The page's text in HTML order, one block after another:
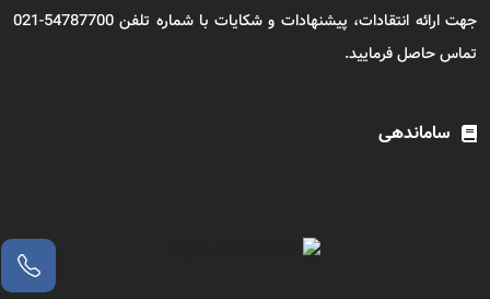
جهت ارائه انتقادات، پیشنهادات و شکایات با شماره تلفن 54787700-021
تماس حاصل فرمایید.
ساماندهی